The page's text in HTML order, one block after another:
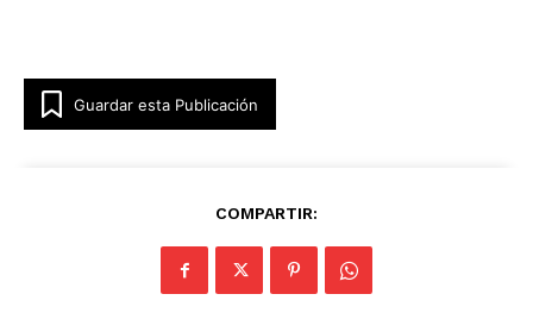
Luces
Guardar esta Publicación
COMPARTIR: